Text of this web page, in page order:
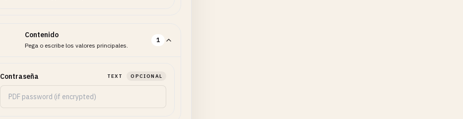
Contenido
Pega o escribe los valores principales.
1
Contraseña TEXT OPCIONAL